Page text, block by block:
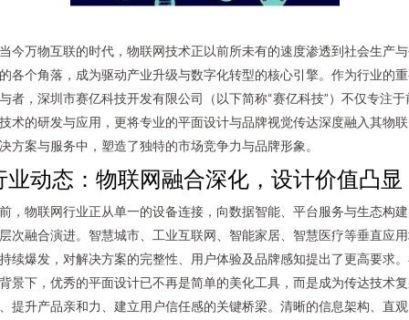
今万物互联的时代，物联网技术正以前所未有的速度渗透到社会生产
各个角落，成为驱动产业升级与数字化转型的核心引擎。作为行业的
者，深圳市赛亿科技开发有限公司（以下简称“赛亿科技”）不仅专注于
术的研发与应用，更将专业的平面设计与品牌视觉传达深度融入其物
方案与服务中，塑造了独特的市场竞争力与品牌形象。
业动态：物联网融合深化，设计价值凸显
，物联网行业正从单一的设备连接，向数据智能、平台服务与生态构
次融合演进。智慧城市、工业互联网、智能家居、智慧医疗等垂直应
续爆发，对解决方案的完整性、用户体验及品牌感知提出了更高要求
景下，优秀的平面设计已不再是简单的美化工具，而是成为传达技术
提升产品亲和力、建立用户信任感的关键桥梁。清晰的信息架构、直